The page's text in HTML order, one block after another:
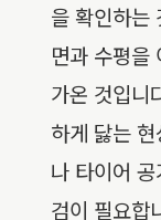
을 확인하는
면과 수평을
가온 것입니
하게 닳는
나 타이어
검이 필요합